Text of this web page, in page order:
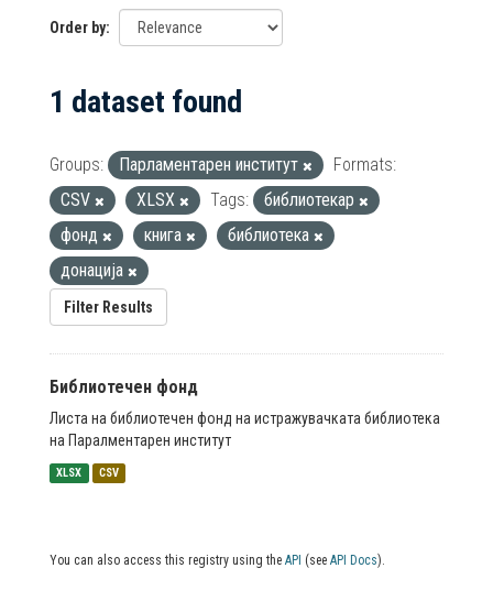
Order by
1 dataset found
Groups: Парламентарен институт
Formats:
CSV
XLSX Tags:
библиотекар
фонд
книга
библиотека
донација
Filter Results
Библиотечен фонд
Листа на библиотечен фонд на истражувачката библиотека
на Паралментарен институт
XLSX CSV
You can also access this registry using the API (see API Docs).